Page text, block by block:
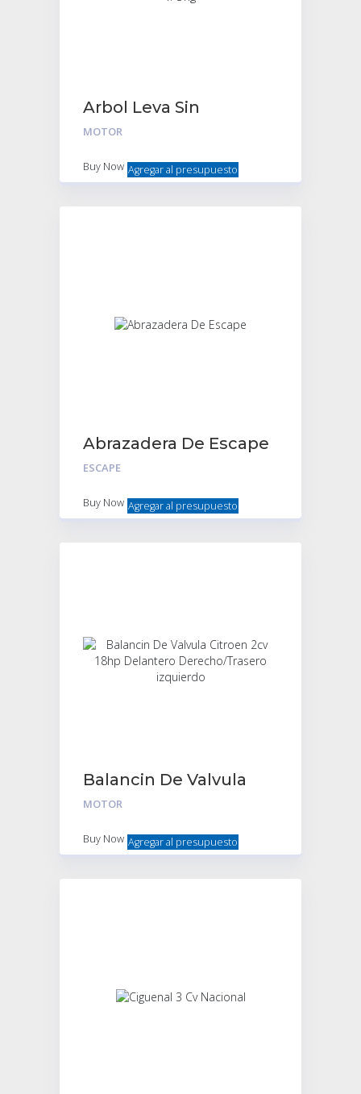
Arbol Leva Sin
engranaje Cuerpo
MOTOR
Buy Now Agregar al presupuesto
Abrazadera De Escape
ESCAPE
Buy Now Agregar al presupuesto
Balancin De Valvula
Citroen 2cv 18hp
Derecho/Trasero
izquierdo
MOTOR
Buy Now Agregar al presupuesto